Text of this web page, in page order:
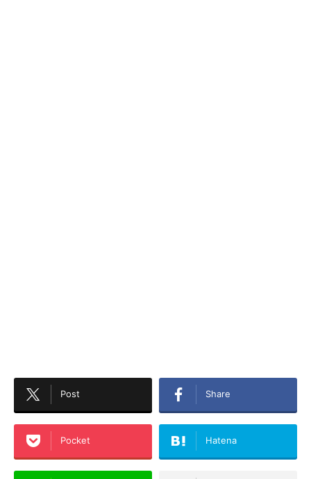
Post Share
Pocket Hatena